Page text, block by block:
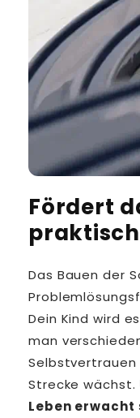
Fördert
Das Bauen der
Dein Kind wird
man
Strecke wächst.
Leben erwacht